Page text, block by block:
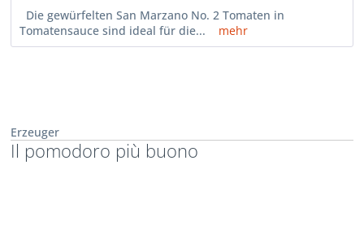
Die gewürfelten San Marzano No. 2 Tomaten in
Tomatensauce sind ideal für die...
mehr
Erzeuger
Il pomodoro più buono